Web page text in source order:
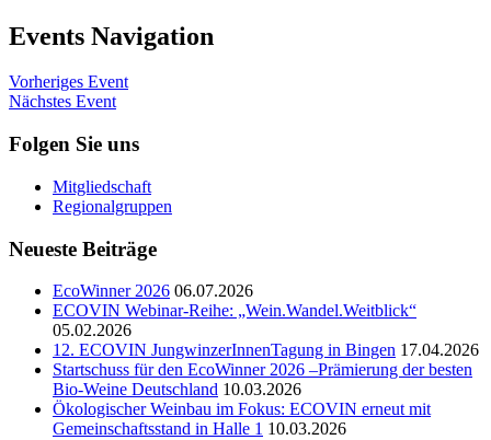
Events Navigation
Vorheriges Event
Nächstes Event
Folgen Sie uns
Mitgliedschaft
Regionalgruppen
Neueste Beiträge
EcoWinner 2026 06.07.2026
ECOVIN Webinar-Reihe: „Wein.Wandel.Weitblick“
05.02.2026
12. ECOVIN JungwinzerInnenTagung in Bingen 17.04.2026
Startschuss für den EcoWinner 2026 –Prämierung der besten
Bio-Weine Deutschland 10.03.2026
Ökologischer Weinbau im Fokus: ECOVIN erneut mit
Gemeinschaftsstand in Halle 1 10.03.2026